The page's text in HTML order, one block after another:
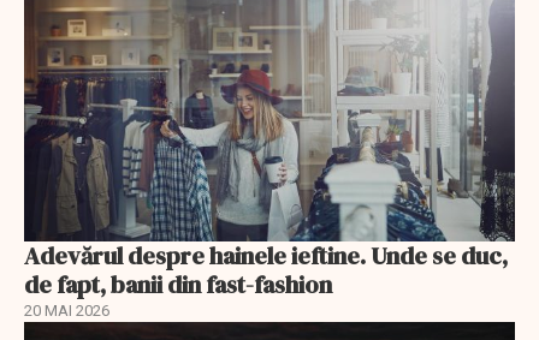
Adevărul despre hainele ieftine. Unde se duc,
de fapt, banii din fast-fashion
20 MAI 2026